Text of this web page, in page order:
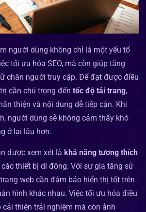
người dùng không chỉ là một yếu tố
tối ưu hóa SEO, mà còn giúp tăng
chân người truy cập. Để đạt được điều
cần chú trọng đến tốc độ tải trang,
thiện và nội dung dễ tiếp cận. Khi
người dùng sẽ không cảm thấy khó
ở lại lâu hơn.
được xem xét là khả năng tương thích
thiết bị di động. Với sự gia tăng sử
web cần đảm bảo hiển thị tốt trên
hình khác nhau. Việc tối ưu hóa điều
cải thiện trải nghiệm mà còn ảnh